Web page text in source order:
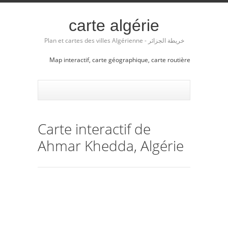
carte algérie
Plan et cartes des villes Algérienne - خريطة الجزائر
Map interactif, carte géographique, carte routière
Carte interactif de
Ahmar Khedda, Algérie